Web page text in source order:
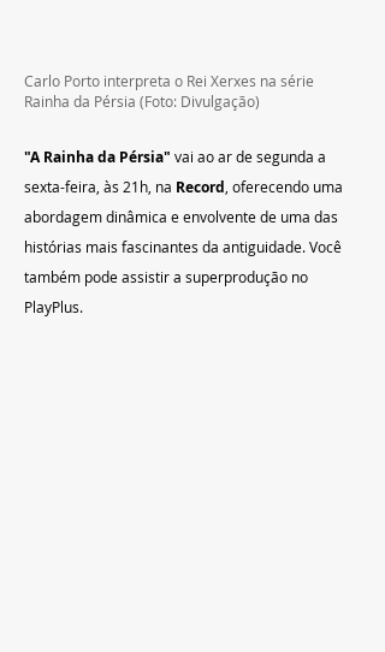
Carlo Porto interpreta o Rei Xerxes na série
Rainha da Pérsia (Foto: Divulgação)
"A Rainha da Pérsia" vai ao ar de segunda a
sexta-feira, às 21h, na Record , oferecendo uma
abordagem dinâmica e envolvente de uma das
histórias mais fascinantes da antiguidade. Você
também pode assistir a superprodução no
PlayPlus.